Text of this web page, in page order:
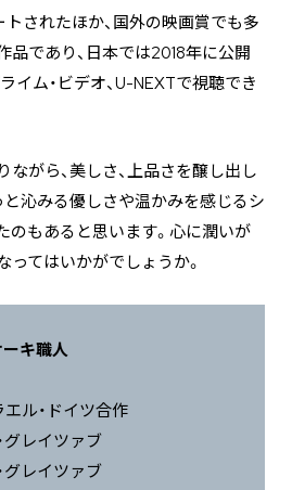
されたほか、国外の映画賞でも多
品であり、日本では2018年に公開
イム・ビデオ、U-NEXTで視聴でき
ながら、美しさ、上品さを醸し出し
と沁みる優しさや温かみを感じるシ
のもあると思います。心に潤いが
てはいかがでしょうか。
ーキ職人
ル・ドイツ合作
グレイツァブ
グレイツァブ